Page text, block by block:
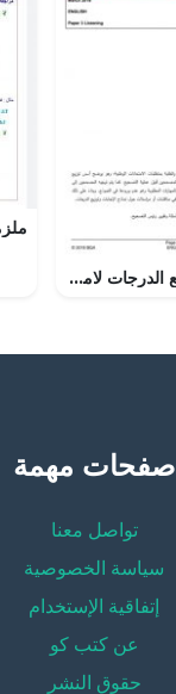
نموذج إجابة وتوزيع الدرجات لامتحان وطني الورقة 3 الاستماع (لغة انجليزية) الثالث الثانوي
صفحات مهمة
تواصل معنا
سياسة الخصوصية
إتفاقية الإستخدام
عن كتب كو
حقوق النشر